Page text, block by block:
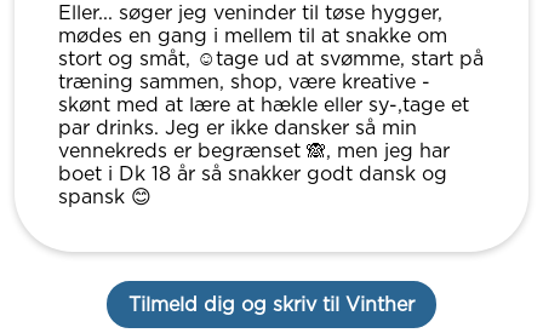
Eller... søger jeg veninder til tøse hygger,
mødes en gang i mellem til at snakke om
stort og småt, ☺️tage ud at svømme, start på
træning sammen, shop, være kreative -
skønt med at lære at hækle eller sy-,tage et
par drinks. Jeg er ikke dansker så min
vennekreds er begrænset 🙈, men jeg har
boet i Dk 18 år så snakker godt dansk og
spansk 😊
Tilmeld dig og skriv til Vinther